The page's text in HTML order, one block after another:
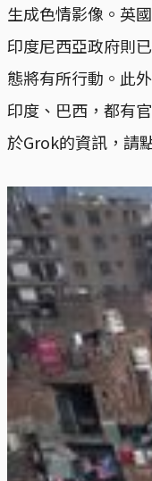
生成色情影像。英
印度尼西亞政府則
態將有所行動。此
印度、巴西，都有
於Grok的資訊，請